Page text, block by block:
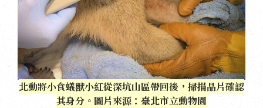
北動將小食蟻獸小紅從深坑山區帶回後，掃描晶片確認
其身分。圖片來源：臺北市立動物園